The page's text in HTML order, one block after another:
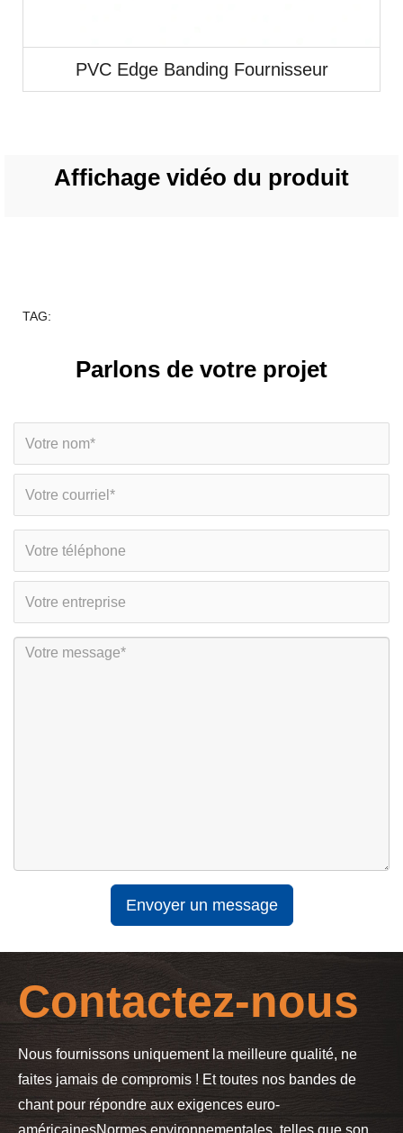
PVC Edge Banding Fournisseur
Affichage vidéo du produit
TAG:
Parlons de votre projet
Envoyer un message
Contactez-nous
Nous fournissons uniquement la meilleure qualité, ne
faites jamais de compromis ! Et toutes nos bandes de
chant pour répondre aux exigences euro-
américainesNormes environnementales, telles que son